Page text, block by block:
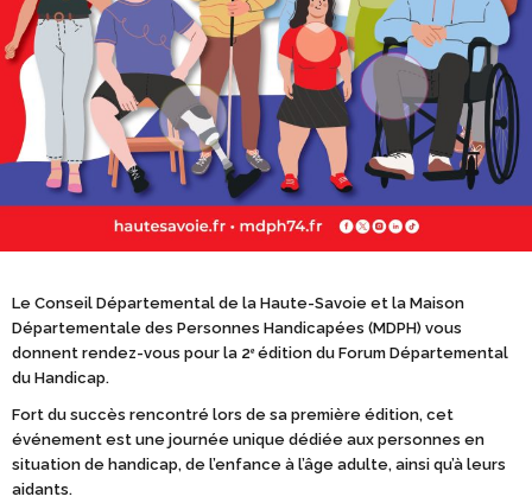
Le Conseil Départemental de la Haute-Savoie et la Maison
Départementale des Personnes Handicapées (MDPH) vous
donnent rendez-vous pour la 2ᵉ édition du Forum Départemental
du Handicap.
Fort du succès rencontré lors de sa première édition, cet
événement est une journée unique dédiée aux personnes en
situation de handicap, de l’enfance à l’âge adulte, ainsi qu’à leurs
aidants.